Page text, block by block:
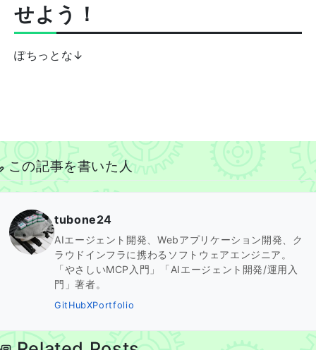
せよう！
ぽちっとな↓
この記事を書いた人
tubone24
AIエージェント開発、Webアプリケーション開発、ク
ラウドインフラに携わるソフトウェアエンジニア。
「やさしいMCP入門」「AIエージェント開発/運用入
門」著者。
GitHubXPortfolio